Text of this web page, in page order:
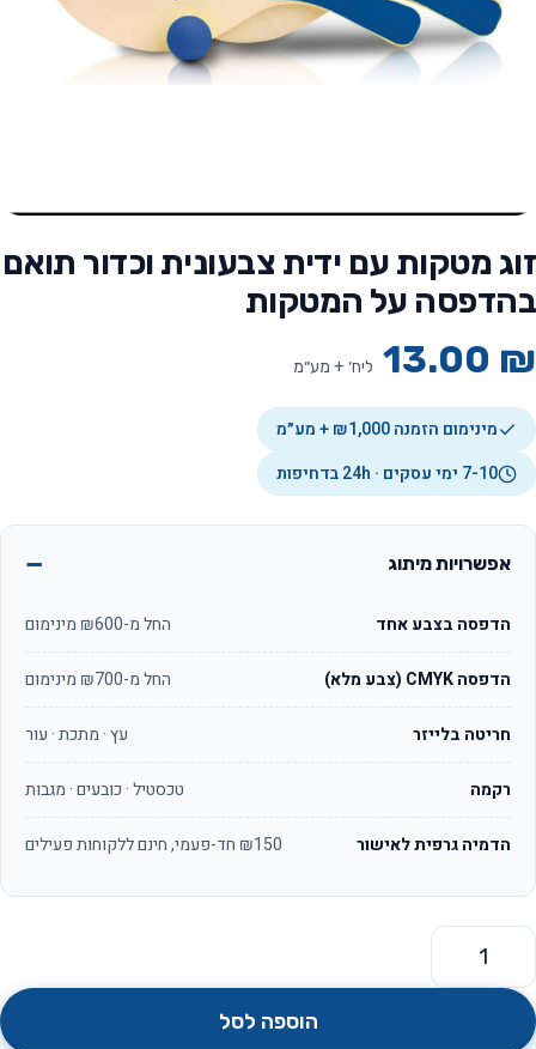
זוג מטקות עם ידית צבעונית וכדור תואם
בהדפסה על המטקות
13.00 ₪ ליח׳ + מע״מ
מינימום הזמנה ₪1,000 + מע״מ
7-10 ימי עסקים · 24h בדחיפות
אפשרויות מיתוג
הדפסה בצבע אחד החל מ-₪600 מינימום
הדפסה CMYK (צבע מלא) החל מ-₪700 מינימום
חריטה בלייזר עץ · מתכת · עור
רקמה טכסטיל · כובעים · מגבות
הדמיה גרפית לאישור ₪150 חד-פעמי, חינם ללקוחות פעילים
כמות של זוג מטקות עם ידית צבעונית וכדור תואם בהדפסה על
הוספה לסל